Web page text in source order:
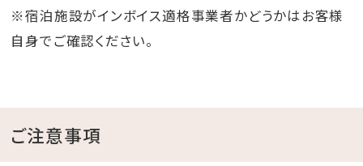
※宿泊施設がインボイス適格事業者かどうかはお客様
自身でご確認ください。
ご注意事項